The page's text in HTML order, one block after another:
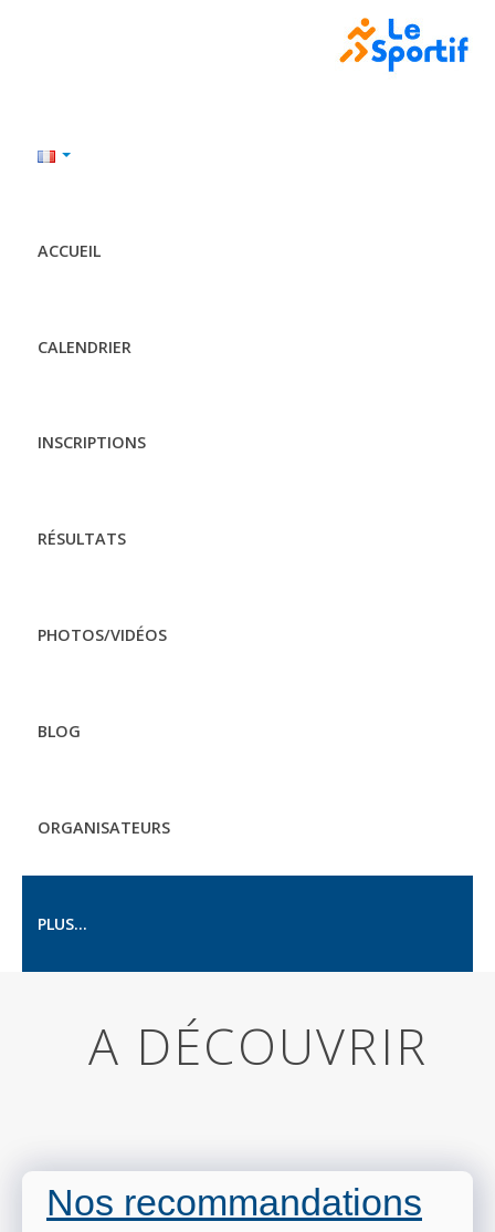
ACCUEIL
CALENDRIER
INSCRIPTIONS
RÉSULTATS
PHOTOS/VIDÉOS
BLOG
ORGANISATEURS
PLUS...
A DÉCOUVRIR
Nos recommandations